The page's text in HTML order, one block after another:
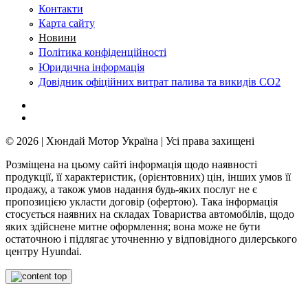
Контакти
Карта сайту
Новини
Політика конфіденційності
Юридична інформація
Довідник офіційних витрат палива та викидів СО2
© 2026 | Хюндай Мотор Україна | Усі права захищені
Розміщена на цьому сайті інформація щодо наявності
продукції, її характеристик, (орієнтовних) цін, інших умов її
продажу, а також умов надання будь-яких послуг не є
пропозицією укласти договір (офертою). Така інформація
стосується наявних на складах Товариства автомобілів, щодо
яких здійснене митне оформлення; вона може не бути
остаточною і підлягає уточненню у відповідного дилерського
центру Hyundai.